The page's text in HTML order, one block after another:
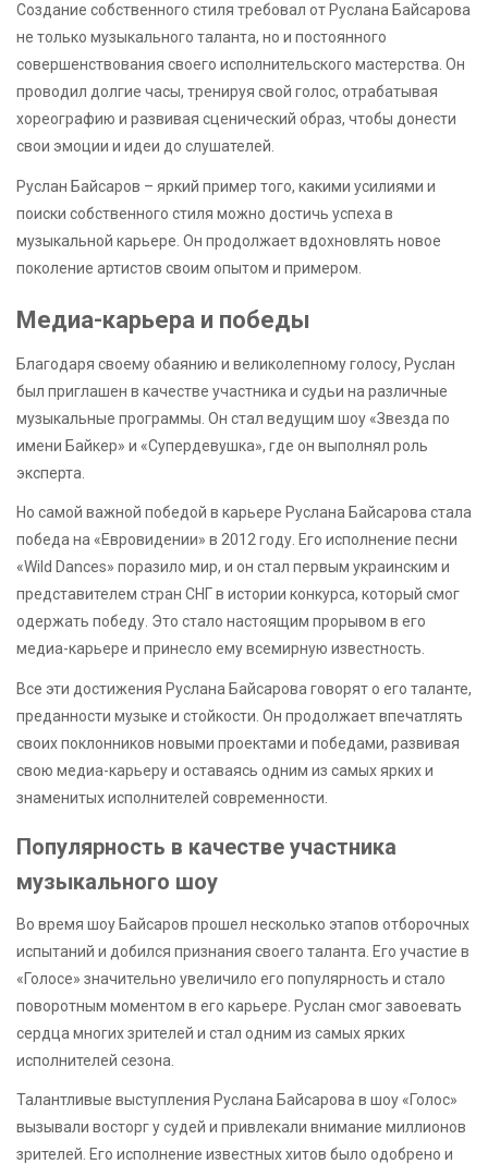
Создание собственного стиля требовал от Руслана Байсарова
не только музыкального таланта, но и постоянного
совершенствования своего исполнительского мастерства. Он
проводил долгие часы, тренируя свой голос, отрабатывая
хореографию и развивая сценический образ, чтобы донести
свои эмоции и идеи до слушателей.
Руслан Байсаров – яркий пример того, какими усилиями и
поиски собственного стиля можно достичь успеха в
музыкальной карьере. Он продолжает вдохновлять новое
поколение артистов своим опытом и примером.
Медиа-карьера и победы
Благодаря своему обаянию и великолепному голосу, Руслан
был приглашен в качестве участника и судьи на различные
музыкальные программы. Он стал ведущим шоу «Звезда по
имени Байкер» и «Супердевушка», где он выполнял роль
эксперта.
Но самой важной победой в карьере Руслана Байсарова стала
победа на «Евровидении» в 2012 году. Его исполнение песни
«Wild Dances» поразило мир, и он стал первым украинским и
представителем стран СНГ в истории конкурса, который смог
одержать победу. Это стало настоящим прорывом в его
медиа-карьере и принесло ему всемирную известность.
Все эти достижения Руслана Байсарова говорят о его таланте,
преданности музыке и стойкости. Он продолжает впечатлять
своих поклонников новыми проектами и победами, развивая
свою медиа-карьеру и оставаясь одним из самых ярких и
знаменитых исполнителей современности.
Популярность в качестве участника
музыкального шоу
Во время шоу Байсаров прошел несколько этапов отборочных
испытаний и добился признания своего таланта. Его участие в
«Голосе» значительно увеличило его популярность и стало
поворотным моментом в его карьере. Руслан смог завоевать
сердца многих зрителей и стал одним из самых ярких
исполнителей сезона.
Талантливые выступления Руслана Байсарова в шоу «Голос»
вызывали восторг у судей и привлекали внимание миллионов
зрителей. Его исполнение известных хитов было одобрено и